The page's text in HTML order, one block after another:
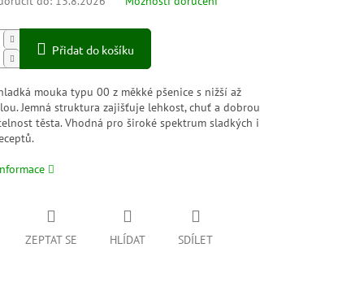
Přidat do košíku
mouka typu 00 z měkké pšenice s nižší až
Jemná struktura zajišťuje lehkost, chuť a dobrou
těsta. Vhodná pro široké spektrum sladkých i
ZEPTAT SE HLÍDAT SDÍLET